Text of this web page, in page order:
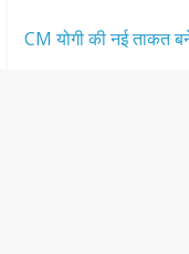
CM योगी की नई ताकत